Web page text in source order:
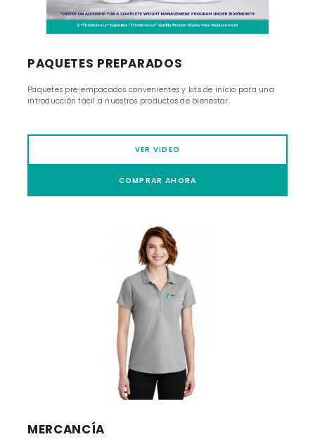
PAQUETES PREPARADOS
Paquetes pre-empacados convenientes y kits de inicio para una
introducción fácil a nuestros productos de bienestar.
VER VIDEO
COMPRAR AHORA
MERCANCÍA